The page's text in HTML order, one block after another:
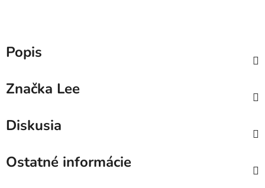
Popis
Značka Lee
Diskusia
Ostatné informácie